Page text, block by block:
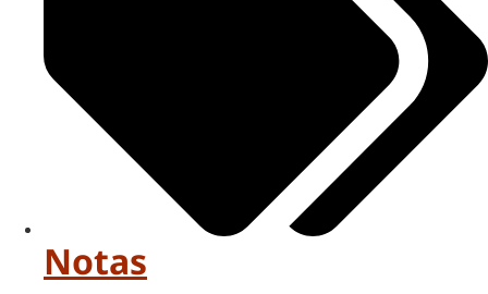
Notas